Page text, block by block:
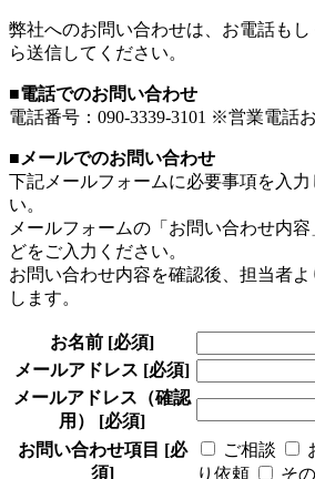
弊社へのお問い合わせは、お電話も
ら送信してください。
■電話でのお問い合わせ
電話番号：090-3339-3101 ※営業電話
■メールでのお問い合わせ
下記メールフォームに必要事項を入
い。
メールフォームの「お問い合わせ内
どをご入力ください。
お問い合わせ内容を確認後、担当者
します。
お名前 [必須]
メールアドレス [必須]
メールアドレス（確認
用） [必須]
お問い合わせ項目 [必
須]
ご相談
り依頼
そ